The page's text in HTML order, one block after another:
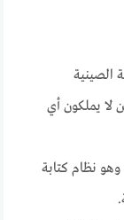
الصينية
لا يملكون أي
نظام كتابة